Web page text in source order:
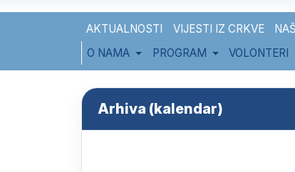
AKTUALNOSTI VIJESTI IZ CRKVE
O NAMA
PROGRAM VOLONTERI
Arhiva (kalendar)